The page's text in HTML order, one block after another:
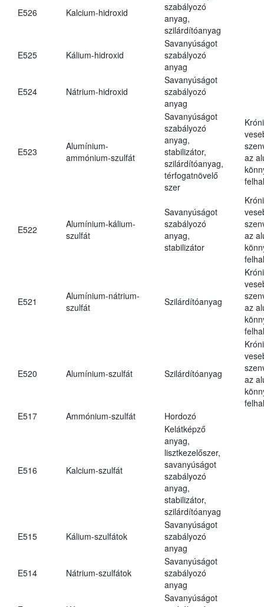
E526 Kalcium-hidroxid
szabályozó
anyag,
szilárdítóanyag
E525 Kálium-hidroxid
Savanyúságot
szabályozó
anyag
E524 Nátrium-hidroxid
Savanyúságot
szabályozó
anyag
E523
Alumínium-
ammónium-szulfát
Savanyúságot
szabályozó
anyag,
stabilizátor,
szilárdítóanyag,
térfogatnövelő
szer
az
E522
Alumínium-kálium-
szulfát
Savanyúságot
szabályozó
anyag,
stabilizátor
az
E521
Alumínium-nátrium-
szulfát
Szilárdítóanyag
az
E520 Alumínium-szulfát Szilárdítóanyag
az
E517
Ammónium-szulfát Hordozó
E516 Kalcium-szulfát
Kelátképző
anyag,
lisztkezelőszer,
savanyúságot
szabályozó
anyag,
stabilizátor,
szilárdítóanyag
E515 Kálium-szulfátok
Savanyúságot
szabályozó
anyag
E514 Nátrium-szulfátok
Savanyúságot
szabályozó
anyag
Savanyúságot